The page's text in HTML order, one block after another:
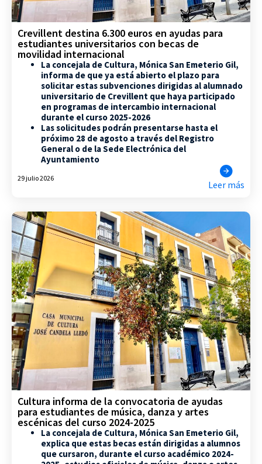
Crevillent destina 6.300 euros en ayudas para
estudiantes universitarios con becas de
movilidad internacional
La concejala de Cultura, Mónica San Emeterio Gil,
informa de que ya está abierto el plazo para
solicitar estas subvenciones dirigidas al alumnado
universitario de Crevillent que haya participado
en programas de intercambio internacional
durante el curso 2025-2026
Las solicitudes podrán presentarse hasta el
próximo 28 de agosto a través del Registro
General o de la Sede Electrónica del
Ayuntamiento
29 julio 2026
Leer más
Cultura informa de la convocatoria de ayudas
para estudiantes de música, danza y artes
escénicas del curso 2024-2025
La concejala de Cultura, Mónica San Emeterio Gil,
explica que estas becas están dirigidas a alumnos
que cursaron, durante el curso académico 2024-